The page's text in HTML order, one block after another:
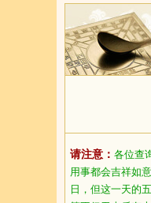
请注意： 各位查
用事都会吉祥如
日，但这一天的